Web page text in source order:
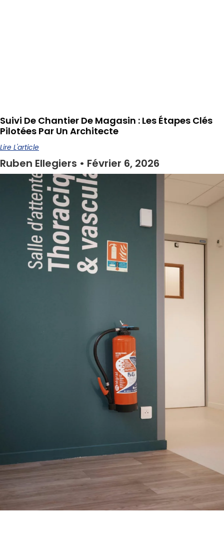
Suivi De Chantier De Magasin : Les Étapes Clés
Pilotées Par Un Architecte
Lire L'article
Ruben Ellegiers Février 6, 2026